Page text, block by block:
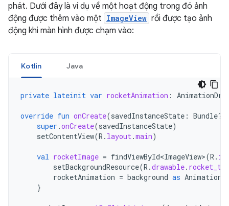
phát. Dưới đây là ví dụ về một hoạt động trong đó ảnh
động được thêm vào một ImageView rồi được tạo ảnh
động khi màn hình được chạm vào:
Kotlin Java
private lateinit var rocketAnimation :
override fun onCreate(savedInstanceState : Bundle?)
super .onCreate(savedInstanceState)
setContentView(R . layout.main)
val rocketImage = findViewById<ImageView>(R . id
setBackgroundResource(R .drawable.
rocketAnimation = background as
}